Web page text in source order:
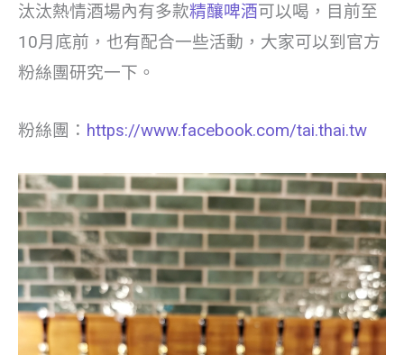
汰汰熱情酒場內有多款精釀啤酒可以喝，目前至
10月底前，也有配合一些活動，大家可以到官方
粉絲團研究一下。
粉絲團： https://www.facebook.com/tai.thai.tw